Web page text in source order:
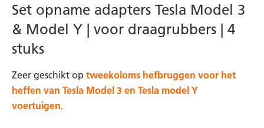
Set opname adapters Tesla Model 3
& Model Y | voor draagrubbers | 4
stuks
Zeer geschikt op tweekoloms hefbruggen voor het
heffen van Tesla Model 3 en Tesla model Y
voertuigen.
Ga
naar
het
begin
de
afbeeldingen-